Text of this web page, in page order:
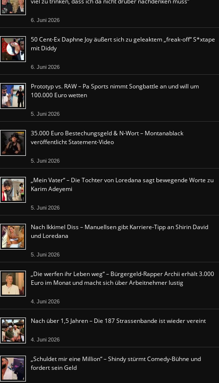
6. Juni 2026
50 Cent-Ex Daphne Joy äußert sich zu geleaktem „freak-off“ S*xtape
mit Diddy
6. Juni 2026
Prototyp vs. RAW – Pa Sports nimmt Songbattle an und will um
100.000 Euro wetten
5. Juni 2026
35.000 Euro Bestechungsgeld & N-Wort – Montanablack
veröffentlicht Statement-Video
5. Juni 2026
„Mein Vater“ – Die Tochter von Loredana sagt bewegende Worte zu
Karim Adeyemi
5. Juni 2026
Nach Ikkimel Diss – Manuellsen gibt Karriere-Tipp an Shirin David
und Loredana
5. Juni 2026
„Die werfen ihr Leben weg“ – Bürgergeld-Rapper Archii erhält 3.000
Euro im Monat und macht sich über Arbeitnehmer lustig
4. Juni 2026
Nach über 1,5 Jahren – Die 187 Strassenbande ist wieder vereint
4. Juni 2026
„Schuldet mir eine Million“ – Shindy stürmt Comedy-Bühne und
fordert sein Geld